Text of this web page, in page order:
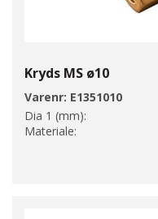
Kryds MS ø10
Varenr: E1351010
Dia 1 (mm):
Materiale: